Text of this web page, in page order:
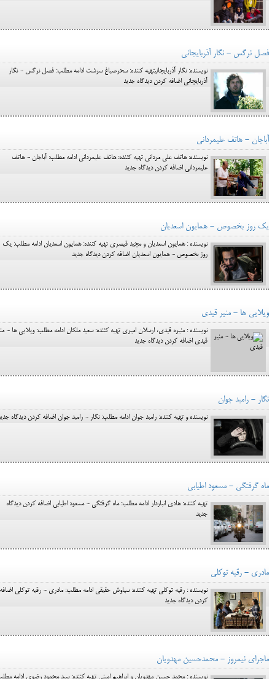
فصل نرگس - نگار آذربایجانی
نویسنده: نگار آذربایجانیتهیه کننده: سحرصباغ سرشت ادامه مطلب: فصل نرگس - نگار
آذربایجانی اضافه کردن دیدگاه جدید
آباجان - هاتف علیمردانی
نویسنده: هاتف علی مردانی تهیه کننده: هاتف علیمردانی ادامه مطلب: آباجان - هاتف
علیمردانی اضافه کردن دیدگاه جدید
یک روز بخصوص - همایون اسعدیان
نویسنده : همایون اسعدیان و مجید قیصری تهیه کننده: همایون اسعدیان ادامه مطلب: یک
روز بخصوص - همایون اسعدیان اضافه کردن دیدگاه جدید
ویلایی ها - منیر قیدی
نویسنده : منیره قیدی، ارسلان امیری تهیه کننده: سعید ملکان ادامه مطلب: ویلایی ها -
قیدی اضافه کردن دیدگاه جدید
نگار - رامبد جوان
نویسنده و تهیه کننده: رامبد جوان ادامه مطلب: نگار - رامبد جوان اضافه کردن دیدگاه
ماه گرفتگی - مسعود اطیابی
تهیه کننده: هادی انباردار ادامه مطلب: ماه گرفتگی - مسعود اطیابی اضافه کردن دیدگاه
جدید
مادری - رقیه توکلی
نویسنده : رقیه توکلی تهیه کننده: سیاوش حقیقی ادامه مطلب: مادری - رقیه توکلی اضافه
کردن دیدگاه جدید
ماجرای نیمروز - محمدحسین مهدویان
نویسنده : محمد حسین مهدویان و ابراهیم امینی تهیه کننده: سید محمود رضوی ادامه